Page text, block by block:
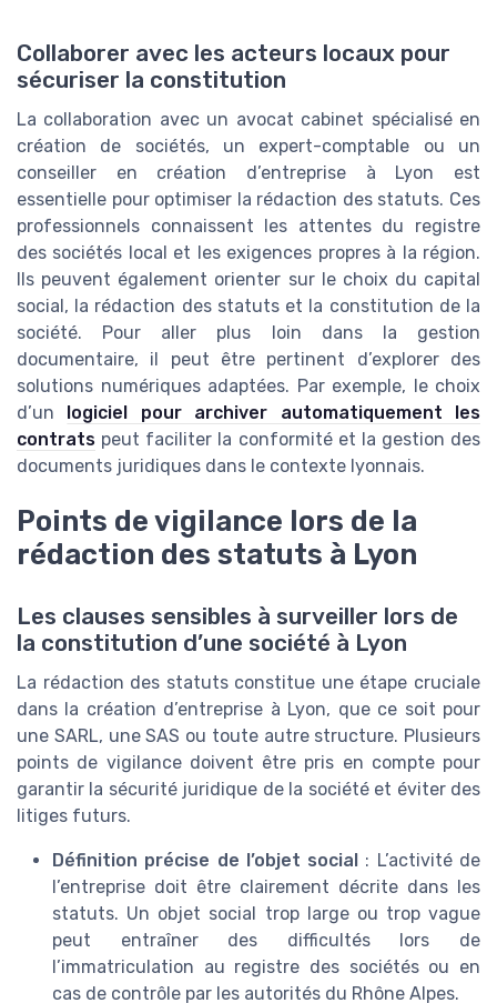
Collaborer avec les acteurs locaux pour
sécuriser la constitution
La collaboration avec un avocat cabinet spécialisé en
création de sociétés, un expert-comptable ou un
conseiller en création d’entreprise à Lyon est
essentielle pour optimiser la rédaction des statuts. Ces
professionnels connaissent les attentes du registre
des sociétés local et les exigences propres à la région.
Ils peuvent également orienter sur le choix du capital
social, la rédaction des statuts et la constitution de la
société. Pour aller plus loin dans la gestion
documentaire, il peut être pertinent d’explorer des
solutions numériques adaptées. Par exemple, le choix
d’un logiciel pour archiver automatiquement les
contrats peut faciliter la conformité et la gestion des
documents juridiques dans le contexte lyonnais.
Points de vigilance lors de la
rédaction des statuts à Lyon
Les clauses sensibles à surveiller lors de
la constitution d’une société à Lyon
La rédaction des statuts constitue une étape cruciale
dans la création d’entreprise à Lyon, que ce soit pour
une SARL, une SAS ou toute autre structure. Plusieurs
points de vigilance doivent être pris en compte pour
garantir la sécurité juridique de la société et éviter des
litiges futurs.
Définition précise de l’objet social : L’activité de
l’entreprise doit être clairement décrite dans les
statuts. Un objet social trop large ou trop vague
peut entraîner des difficultés lors de
l’immatriculation au registre des sociétés ou en
cas de contrôle par les autorités du Rhône Alpes.